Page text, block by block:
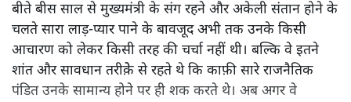
बीते बीस साल से मुख्यमंत्री के संग रहने और अकेली संतान होने के
चलते सारा लाड़-प्यार पाने के बावजूद अभी तक उनके किसी
आचारण को लेकर किसी तरह की चर्चा नहीं थी। बल्कि वे इतने
शांत और सावधान तरीके़े से रहते थे कि काफ़ी सारे राजनैतिक
पंडित उनके सामान्य होने पर ही शक करते थे। अब अगर वे